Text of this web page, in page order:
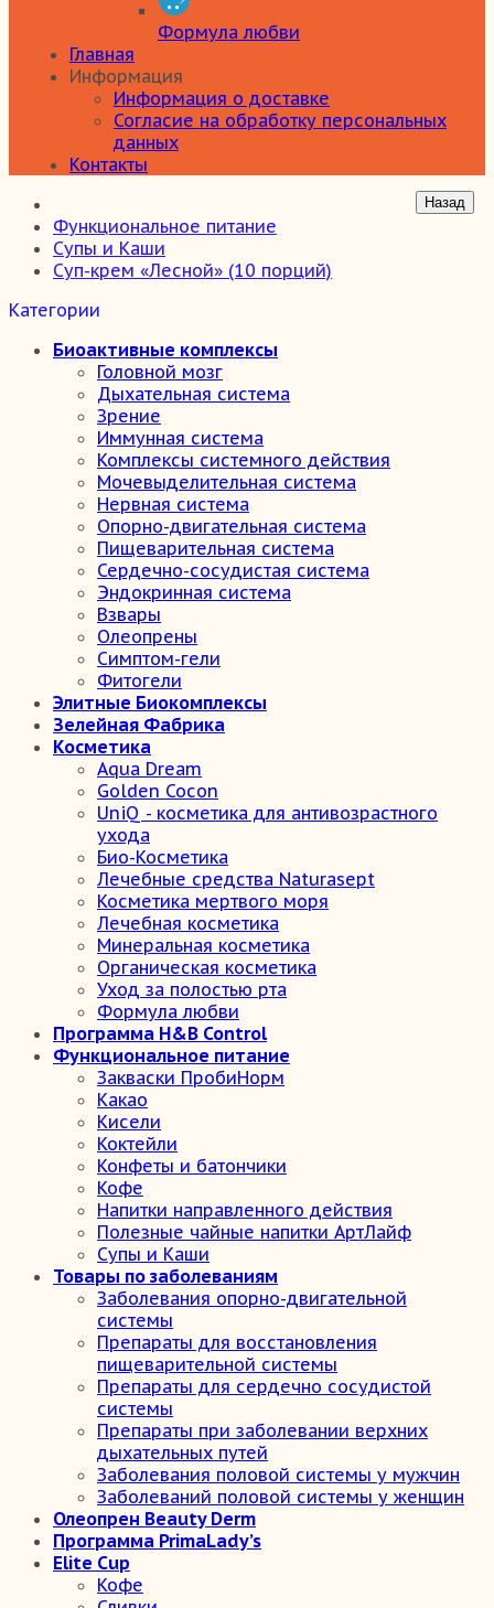
Формула любви
Главная
Информация
Информация о доставке
Согласие на обработку персональных
данных
Контакты
Функциональное питание
Супы и Каши
Суп-крем «Лесной» (10 порций)
Категории
Биоактивные комплексы
Головной мозг
Дыхательная система
Зрение
Иммунная система
Комплексы системного действия
Мочевыделительная система
Нервная система
Опорно-двигательная система
Пищеварительная система
Сердечно-сосудистая система
Эндокринная система
Взвары
Олеопрены
Симптом-гели
Фитогели
Элитные Биокомплексы
Зелейная Фабрика
Косметика
Aqua Dream
Golden Cocon
UniQ - косметика для антивозрастного
ухода
Био-Косметика
Лечебные средства Naturasept
Косметика мертвого моря
Лечебная косметика
Минеральная косметика
Органическая косметика
Уход за полостью рта
Формула любви
Программа H&B Control
Функциональное питание
Закваски ПробиНорм
Какао
Кисели
Коктейли
Конфеты и батончики
Кофе
Напитки направленного действия
Полезные чайные напитки АртЛайф
Супы и Каши
Товары по заболеваниям
Заболевания опорно-двигательной
системы
Препараты для восстановления
пищеварительной системы
Препараты для сердечно сосудистой
системы
Препараты при заболевании верхних
дыхательных путей
Заболевания половой системы у мужчин
Заболеваний половой системы у женщин
Олеопрен Beauty Derm
Программа PrimaLady’s
Elite Cup
Кофе